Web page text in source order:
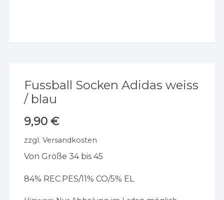
Fussball Socken Adidas weiss
/ blau
9,90€
zzgl.Versandkosten
Von Größe 34 bis 45
84% REC.PES/11% CO/5% EL